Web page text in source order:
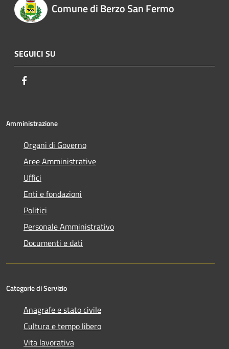
Comune di Berzo San Fermo
SEGUICI SU
Amministrazione
Organi di Governo
Aree Amministrative
Uffici
Enti e fondazioni
Politici
Personale Amministrativo
Documenti e dati
Categorie di Servizio
Anagrafe e stato civile
Cultura e tempo libero
Vita lavorativa